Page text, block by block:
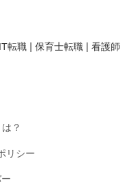
IT転職 | 保育士転職 | 看護師
？
リシー